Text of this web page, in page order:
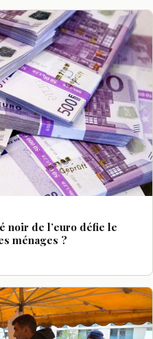
noir de l’euro défie le
ménages ?